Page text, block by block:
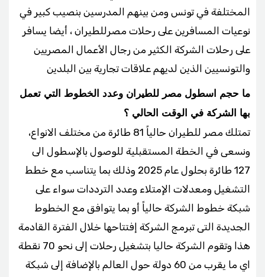
المختلفة في تونس ومن بينهم المدرسين بنصيب كبير في
نوعيات المسافرين على رحلات مصرللطيران ، أيضا يسافر
على رحلات الشركة الكثير من رجال الأعمال المصريين
والتونسيين الذين لديهم علاقات تجارية بين البلدين
ما حجم اسطول مصر للطيران وعدد الخطوط التي تعمل
بها الشركة في الوقت الحالي ؟
تمتلك مصر للطيران حالياً 81 طائرة من مختلف الانواع،
ونسعى في الخطة المستقبلية للوصول بالإسطول الى
127 طائرة بحلول عام 2025 وذلك بما يتناسب مع خطط
التشغيل ومعدلات الإمتلاء وعدد الترددات سواء على
شبكة خطوط الشركة حالياً أو بما يتوافق مع الخطوط
الجديدة التى تبرمج الشركة إفتتاحها خلال الفترة القادمة
هذا وتقوم الشركة حاليا بتشغيل رحلات إلى نحو 70 نقطة
اي ما يقرب من 60 دولة حول العالم بالإضافة إلى شبكة